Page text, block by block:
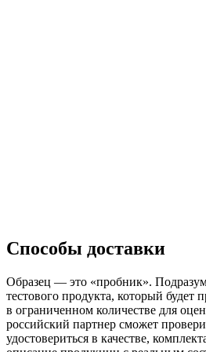
Способы доставки
Образец — это «пробник».
тестового продукта, который будет
в ограниченном количестве для
российский партнер сможет
удостовериться в качестве,